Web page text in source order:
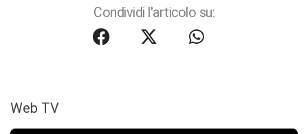
Condividi l'articolo su:
Web TV